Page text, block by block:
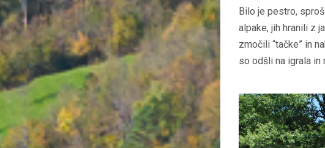
Bilo je pestro,
alpake, jih hranili z
zmočili “tačke” in
so odšli na igrala in